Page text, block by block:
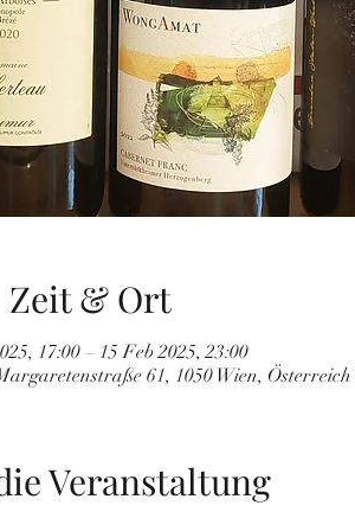
Zeit & Ort
17:00 – 15 Feb 2025, 23:00
61, 1050 Wien, Österreich
Veranstaltung